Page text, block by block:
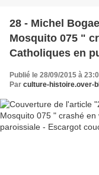
28 - Michel
Mosquito 075 "
Catholiques en
Publié le 28/09/2015 à
Par culture-histoire.over-